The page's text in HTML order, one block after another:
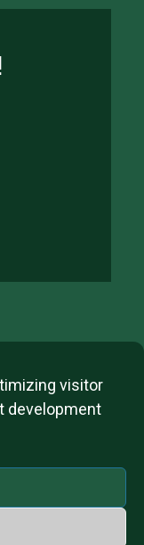
visitor
development
Hungary
2-42